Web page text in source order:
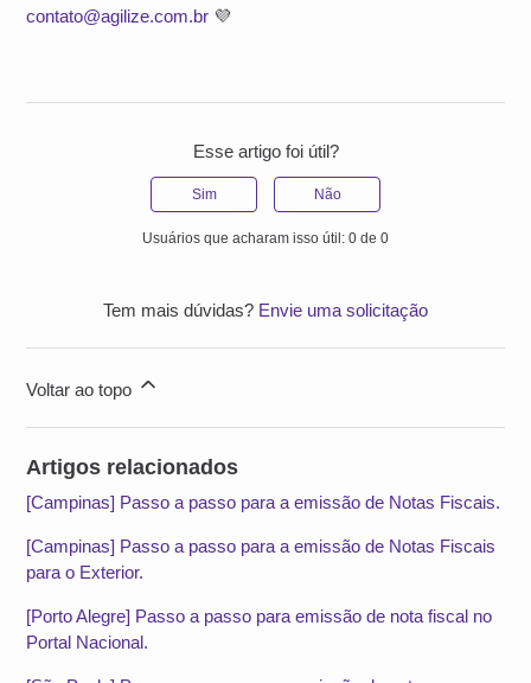
contato@agilize.com.br 💜
Esse artigo foi útil?
Sim Não
Usuários que acharam isso útil: 0 de 0
Tem mais dúvidas? Envie uma solicitação
Voltar ao topo
Artigos relacionados
[Campinas] Passo a passo para a emissão de Notas Fiscais.
[Campinas] Passo a passo para a emissão de Notas Fiscais
para o Exterior.
[Porto Alegre] Passo a passo para emissão de nota fiscal no
Portal Nacional.